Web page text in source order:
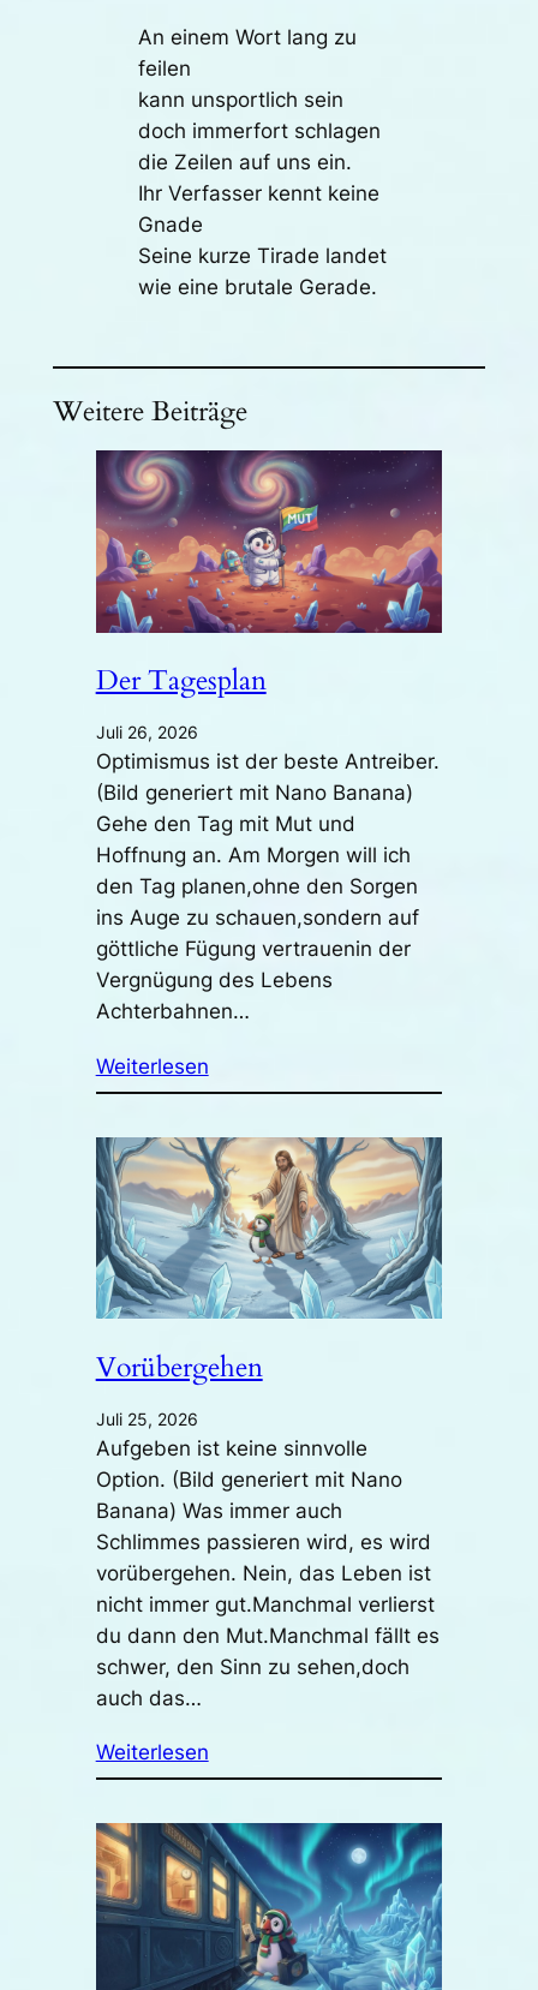
An einem Wort lang zu
feilen
kann unsportlich sein
doch immerfort schlagen
die Zeilen auf uns ein.
Ihr Verfasser kennt keine
Gnade
Seine kurze Tirade landet
wie eine brutale Gerade.
Weitere Beiträge
Der Tagesplan
Juli 26, 2026
Optimismus ist der beste Antreiber.
(Bild generiert mit Nano Banana)
Gehe den Tag mit Mut und
Hoffnung an. Am Morgen will ich
den Tag planen,ohne den Sorgen
ins Auge zu schauen,sondern auf
göttliche Fügung vertrauenin der
Vergnügung des Lebens
Achterbahnen…
Weiterlesen
Vorübergehen
Juli 25, 2026
Aufgeben ist keine sinnvolle
Option. (Bild generiert mit Nano
Banana) Was immer auch
Schlimmes passieren wird, es wird
vorübergehen. Nein, das Leben ist
nicht immer gut.Manchmal verlierst
du dann den Mut.Manchmal fällt es
schwer, den Sinn zu sehen,doch
auch das…
Weiterlesen